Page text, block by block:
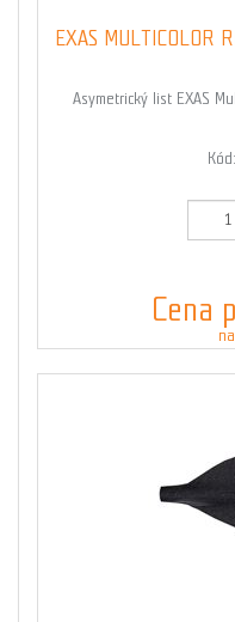
EXAS MULTICOLOR
Asymetrický list EXAS
Cena